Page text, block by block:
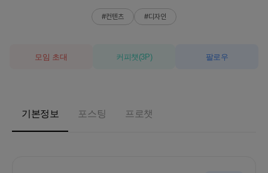
#컨텐츠 #디자인
모임 초대 커피챗 (3P) 팔로우
기본정보 포스팅 프로챗